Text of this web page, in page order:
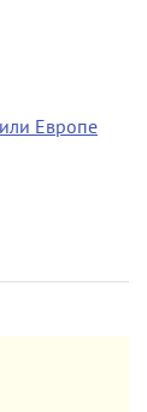
Европе